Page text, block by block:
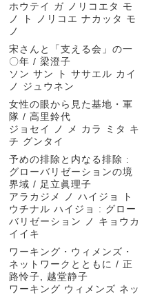
ホウテイ ガ ノリコエタ モ
ノ ト ノリコエ ナカッタ モ
ノ
宋さんと「支える会」の一
〇年 / 梁澄子
ソン サン ト ササエル カイ
ノ ジュウネン
女性の眼から見た基地・軍
隊 / 高里鈴代
ジョセイ ノ メ カラ ミタ キ
チ グンタイ
予めの排除と内なる排除 :
グローバリゼーションの境
界域 / 足立眞理子
アラカジメ ノ ハイジョ ト
ウチナル ハイジョ : グロー
バリゼーション ノ キョウカ
イイキ
ワーキング・ウィメンズ・
ネットワークとともに / 正
路怜子, 越堂静子
ワーキング ウィメンズ ネッ